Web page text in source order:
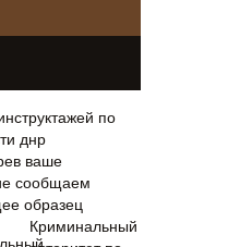
по
днр
ваше
сообщаем
образец
Криминальный